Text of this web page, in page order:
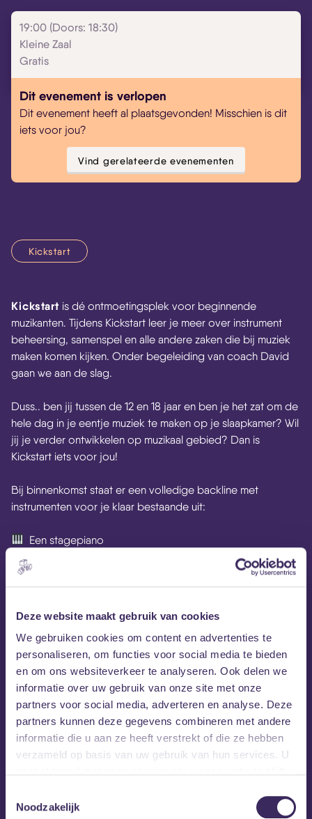
Deze website maakt gebruik van cookies
We gebruiken cookies om content en advertenties te
personaliseren, om functies voor social media te bieden
en om ons websiteverkeer te analyseren. Ook delen we
informatie over uw gebruik van onze site met onze
partners voor social media, adverteren en analyse. Deze
partners kunnen deze gegevens combineren met andere
informatie die u aan ze heeft verstrekt of die ze hebben
verzameld op basis van uw gebruik van hun services. U
Noodzakelijk
19:00 (Doors: 18:30)
Kleine Zaal
Gratis
Dit evenement is verlopen
Dit evenement heeft al plaatsgevonden! Misschien is dit
iets voor jou?
Vind gerelateerde evenementen
Kickstart
Kickstart is dé ontmoetingsplek voor beginnende
muzikanten. Tijdens Kickstart leer je meer over instrument
beheersing, samenspel en alle andere zaken die bij muziek
maken komen kijken. Onder begeleiding van coach David
gaan we aan de slag.
Duss.. ben jij tussen de 12 en 18 jaar en ben je het zat om de
hele dag in je eentje muziek te maken op je slaapkamer? Wil
jij je verder ontwikkelen op muzikaal gebied? Dan is
Kickstart iets voor jou!
Bij binnenkomst staat er een volledige backline met
instrumenten voor je klaar bestaande uit:
Een stagepiano
Een basgitaar
Een elektrische gitaar
Een drumstel
Versterkers
Ervaring is niet vereist en deelname is helemaal
gratis! Aanmelden kan hieronder.
Coming up:10 januari, 7 februari, 21 februari, 20 maart, 1
mei, 15 mei, 12 juni, 26 juni.
is drummer, toetsenist, producent en tijdens Kickstart
aanwezig als coach. Hij heeft gespeeld voor Praise The